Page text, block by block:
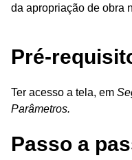
da apropriação de obra
Pré-
Ter acesso a tela, em
Parâmetros.
Passo a